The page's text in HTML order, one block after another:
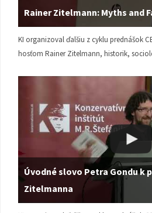
Rainer Zitelmann: Myths and
KI organizoval ďalšiu z cyklu prednášok
hosťom Rainer Zitelmann, historik,
Úvodné slovo Petra Gondu k
Zitelmanna